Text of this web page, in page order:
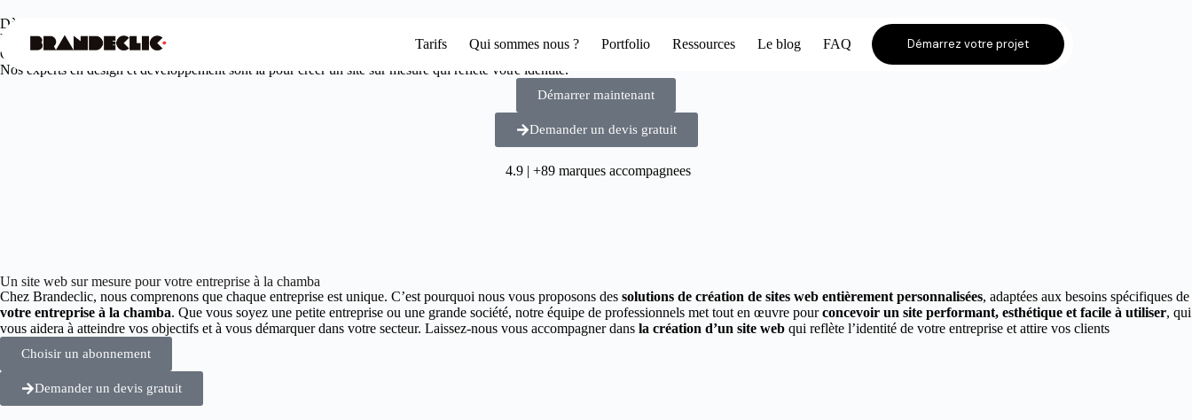
Tarifs Qui sommes nous ? Portfolio Ressources Le blog FAQ Démarrez votre projet
Dès
Votre agence web design à la chamba
Offrez à votre entreprise une présence en ligne unique et engageante.
Nos experts en design et développement sont là pour créer un site sur mesure qui reflète votre identité.
Démarrer maintenant
Demander un devis gratuit
4.9 | +89 marques accompagnees
Un site web sur mesure pour votre entreprise à la chamba
Chez Brandeclic, nous comprenons que chaque entreprise est unique. C’est pourquoi nous vous proposons des solutions de création de sites web entièrement personnalisées, adaptées aux besoins spécifiques de
votre entreprise à la chamba. Que vous soyez une petite entreprise ou une grande société, notre équipe de professionnels met tout en œuvre pourconcevoir un site performant, esthétique et facile à utiliser, qui
vous aidera à atteindre vos objectifs et à vous démarquer dans votre secteur. Laissez-nous vous accompagner dans la création d’un site web qui reflète l’identité de votre entreprise et attire vos clients
Choisir un abonnement
Demander un devis gratuit